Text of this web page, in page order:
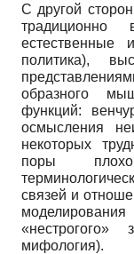
С другой
традиционно
естественные
политика),
образного
функций:
осмысления
некоторых
поры
связей и
«нестрогого»
мифология).